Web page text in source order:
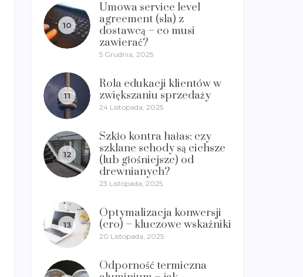
10
Umowa service level
agreement (sla) z
dostawcą – co musi
zawierać?
5 Grudnia, 2025
11
Rola edukacji klientów w
zwiększaniu sprzedaży
24 Listopada, 2025
12
Szkło kontra hałas: czy
szklane schody są cichsze
(lub głośniejsze) od
drewnianych?
23 Listopada, 2025
13
Optymalizacja konwersji
(cro) – kluczowe wskaźniki
20 Listopada, 2025
Odporność termiczna